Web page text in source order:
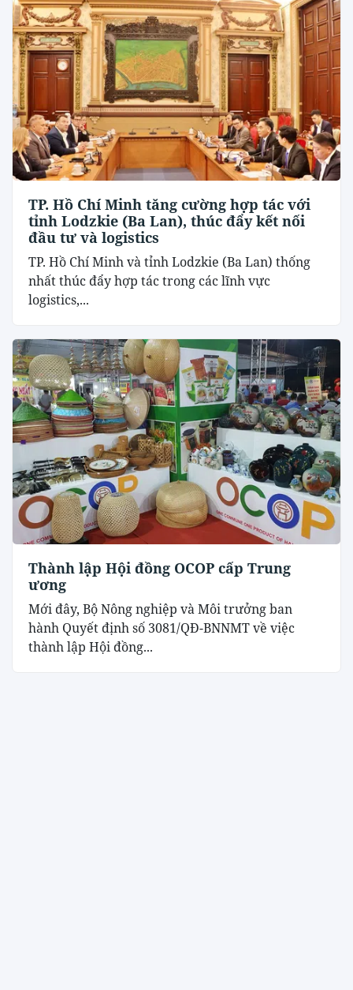
TP. Hồ Chí Minh tăng cường hợp tác với
tỉnh Lodzkie (Ba Lan), thúc đẩy kết nối
đầu tư và logistics
TP. Hồ Chí Minh và tỉnh Lodzkie (Ba Lan) thống
nhất thúc đẩy hợp tác trong các lĩnh vực
logistics,...
Thành lập Hội đồng OCOP cấp Trung
ương
Mới đây, Bộ Nông nghiệp và Môi trưởng ban
hành Quyết định số 3081/QĐ-BNNMT về việc
thành lập Hội đồng...